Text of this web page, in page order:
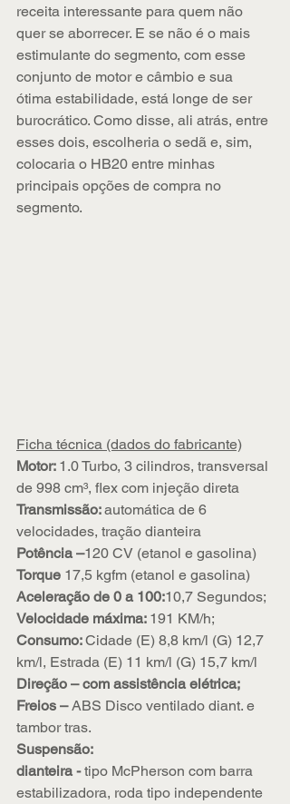
receita interessante para quem não
quer se aborrecer. E se não é o mais
estimulante do segmento, com esse
conjunto de motor e câmbio e sua
ótima estabilidade, está longe de ser
burocrático. Como disse, ali atrás, entre
esses dois, escolheria o sedã e, sim,
colocaria o HB20 entre minhas
principais opções de compra no
segmento.
Ficha técnica (dados do fabricante)
Motor: 1.0 Turbo, 3 cilindros, transversal
de 998 cm³, flex com injeção direta
Transmissão: automática de 6
velocidades, tração dianteira
Potência –120 CV (etanol e gasolina)
Torque 17,5 kgfm (etanol e gasolina)
Aceleração de 0 a 100:10,7 Segundos;
Velocidade máxima: 191 KM/h;
Consumo: Cidade (E) 8,8 km/l (G) 12,7
km/l, Estrada (E) 11 km/l (G) 15,7 km/l
Direção – com assistência elétrica;
Freios – ABS Disco ventilado diant. e
tambor tras.
Suspensão:
dianteira - tipo McPherson com barra
estabilizadora, roda tipo independente